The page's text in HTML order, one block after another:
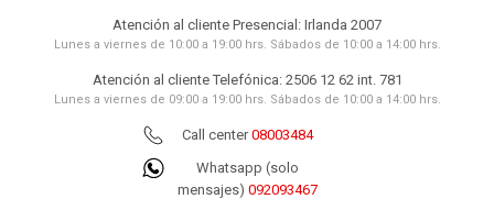
Atención al cliente Presencial: Irlanda 2007
Lunes a viernes de 10:00 a 19:00 hrs. Sábados de 10:00 a 14:00 hrs.
Atención al cliente Telefónica: 2506 12 62 int. 781
Lunes a viernes de 09:00 a 19:00 hrs. Sábados de 10:00 a 14:00 hrs.
Call center08003484
Whatsapp (solo
mensajes) 092093467